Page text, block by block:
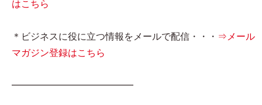
はこちら
＊ビジネスに役に立つ情報をメールで配信・・・ ⇒メール
マガジン登録はこちら
━━━━━━━━━━━━━